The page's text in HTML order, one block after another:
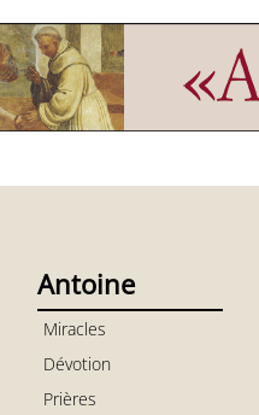
Antoine
Miracles
Dévotion
Prières